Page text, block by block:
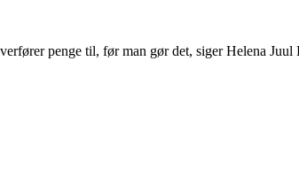
penge til, før man gør det, siger Helena Juul